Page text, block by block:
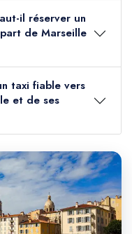
il réserver un
de Marseille
taxi fiable vers
et de ses